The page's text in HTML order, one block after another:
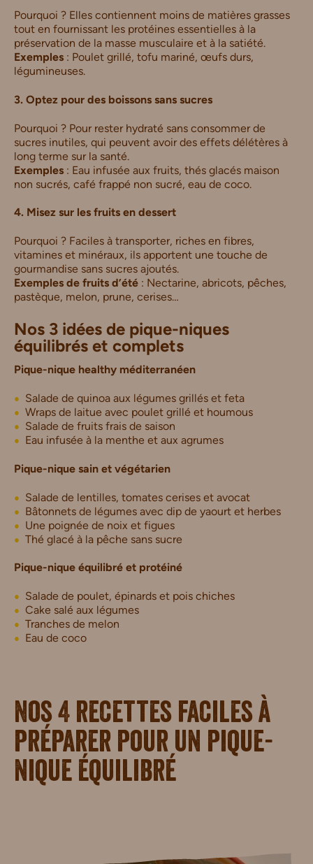
Pourquoi ? Elles contiennent moins de matières grasses
tout en fournissant les protéines essentielles à la
préservation de la masse musculaire et à la satiété.
Exemples : Poulet grillé, tofu mariné, œufs durs,
légumineuses.
3. Optez pour des boissons sans sucres
Pourquoi ? Pour rester hydraté sans consommer de
sucres inutiles, qui peuvent avoir des effets délétères à
long terme sur la santé.
Exemples : Eau infusée aux fruits, thés glacés maison
non sucrés, café frappé non sucré, eau de coco.
4. Misez sur les fruits en dessert
Pourquoi ? Faciles à transporter, riches en fibres,
vitamines et minéraux, ils apportent une touche de
gourmandise sans sucres ajoutés.
Exemples de fruits d’été : Nectarine, abricots, pêches,
pastèque, melon, prune, cerises…
Nos 3 idées de pique-niques
équilibrés et complets
Pique-nique healthy méditerranéen
Salade de quinoa aux légumes grillés et feta
Wraps de laitue avec poulet grillé et houmous
Salade de fruits frais de saison
Eau infusée à la menthe et aux agrumes
Pique-nique sain et végétarien
Salade de lentilles, tomates cerises et avocat
Bâtonnets de légumes avec dip de yaourt et herbes
Une poignée de noix et figues
Thé glacé à la pêche sans sucre
Pique-nique équilibré et protéiné
Salade de poulet, épinards et pois chiches
Cake salé aux légumes
Tranches de melon
Eau de coco
Nos 4 recettes faciles à
préparer pour un pique-
nique équilibré